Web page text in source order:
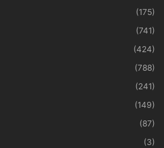
(175)
(741)
(424)
(788)
(241)
(149)
(87)
(3)